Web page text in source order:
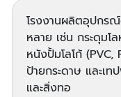
โรงงานผลิตอุปกร
หลาย เช่น กระดุมโ
หนังปั้มโลโก้ (PVC,
ป้ายกระดาษ และเ
และสิ่งทอ